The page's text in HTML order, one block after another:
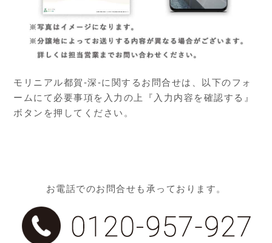
モリニアル都賀-深-に関するお問合せは、以下のフォ
ームにて必要事項を入力の上『入力内容を確認する』
ボタンを押してください。
お電話でのお問合せも承っております。